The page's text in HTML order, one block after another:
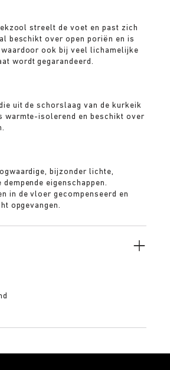
streelt de voet en past zich
beschikt over open poriën en is
ook bij veel lichamelijke
wordt gegarandeerd.
uit de schorslaag van de kurkeik
warmte-isolerend en beschikt over
bijzonder lichte,
eigenschappen.
in de vloer gecompenseerd en
opgevangen.